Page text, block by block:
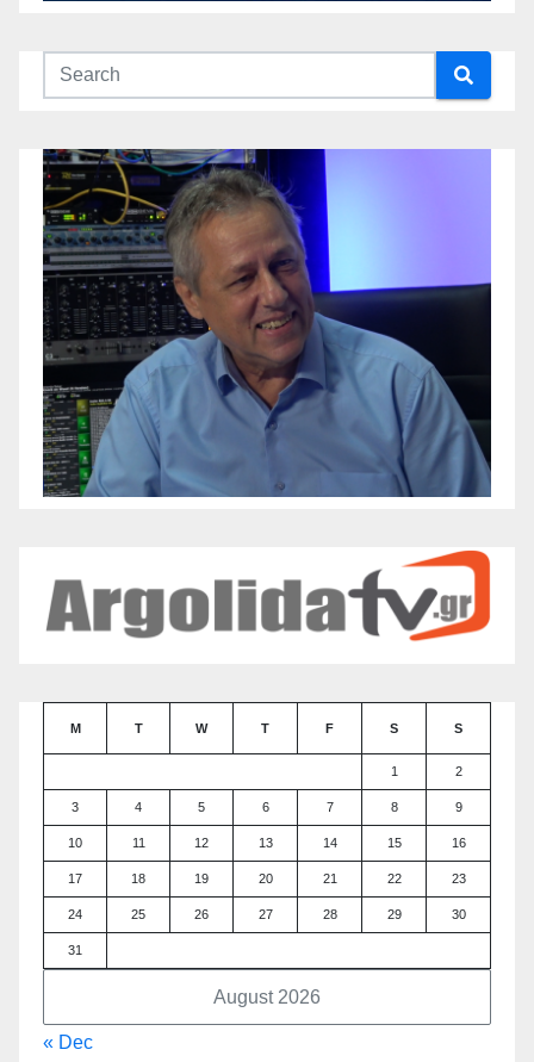
August 2026
M T W T F S S
1 2
3 4 5 6 7 8 9
10 11 12 13 14 15 16
17 18 19 20 21 22 23
24 25 26 27 28 29 30
31
« Dec